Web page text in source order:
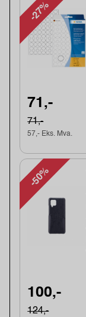
-27%
71,-
71,-
57,- Eks. Mva.
-50%
100,-
124,-